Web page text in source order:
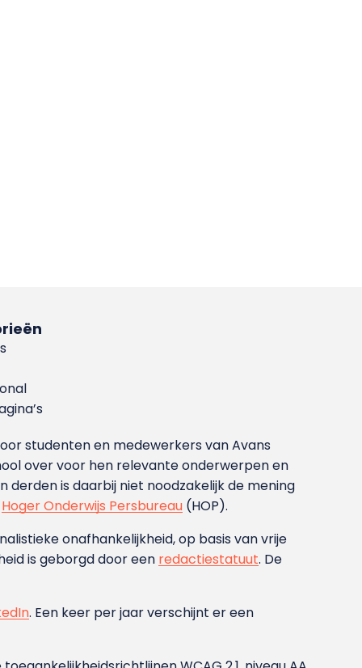
studenten en medewerkers van Avans
over voor hen relevante onderwerpen en
is daarbij niet noodzakelijk de mening
Hoger Onderwijs Persbureau (HOP).
onafhankelijkheid, op basis van vrije
is geborgd door een redactiestatuut. De
. Een keer per jaar verschijnt er een